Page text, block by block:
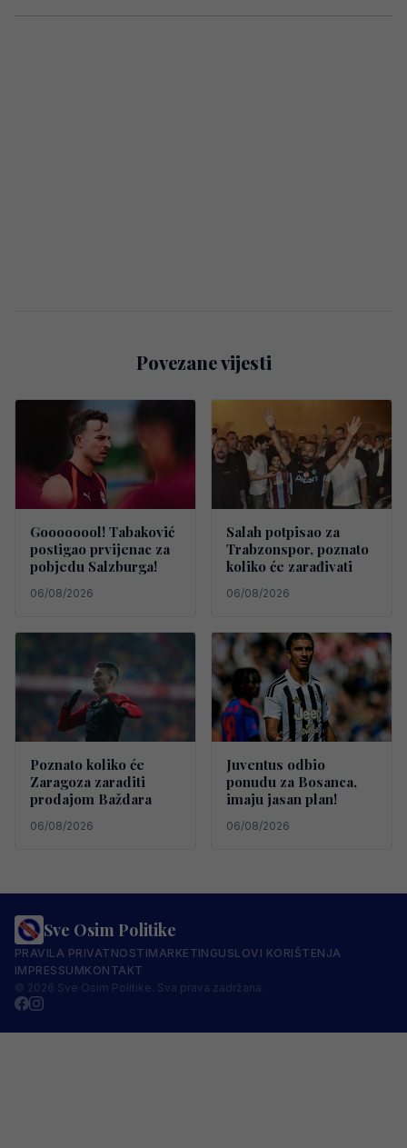
Povezane vijesti
Goooooool! Tabaković
postigao prvijenac za
pobjedu Salzburga!
06/08/2026
Salah potpisao za
Trabzonspor, poznato
koliko će zarađivati
06/08/2026
Poznato koliko će
Zaragoza zaraditi
prodajom Baždara
06/08/2026
Juventus odbio
ponudu za Bosanca,
imaju jasan plan!
06/08/2026
Sve Osim Politike
PRAVILA PRIVATNOSTIMARKETINGUSLOVI KORIŠTENJA
IMPRESSUMKONTAKT
© 2026 Sve Osim Politike. Sva prava zadržana.